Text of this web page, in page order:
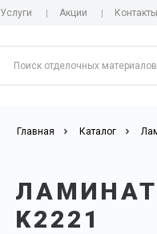
Услуги Акции Контакты
Главная Каталог
ЛАМИНАТ
K2221